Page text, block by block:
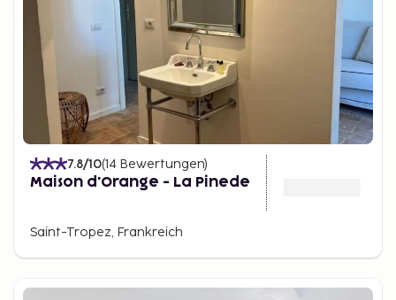
7.8/10(14 Bewertungen)
Maison d'Orange - La Pinede
Saint-Tropez, Frankreich